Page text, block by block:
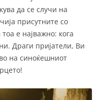
да се случи на
присутните со
е најважно: кога
Драги пријатели, Ви
на синоќешниот